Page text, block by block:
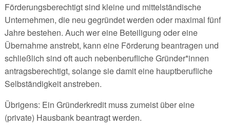
Förderungsberechtigt sind kleine und mittelständische
Unternehmen, die neu gegründet werden oder maximal fünf
Jahre bestehen. Auch wer eine Beteiligung oder eine
Übernahme anstrebt, kann eine Förderung beantragen und
schließlich sind oft auch nebenberufliche Gründer*innen
antragsberechtigt, solange sie damit eine hauptberufliche
Selbständigkeit anstreben.
Übrigens: Ein Gründerkredit muss zumeist über eine
(private) Hausbank beantragt werden.